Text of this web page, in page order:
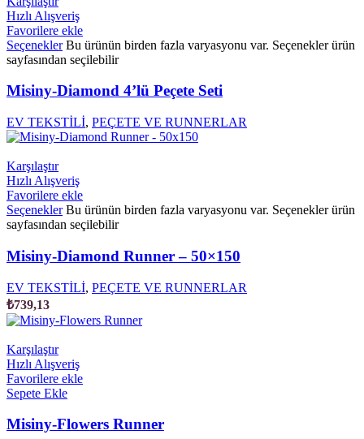
Hızlı Alışveriş
Favorilere ekle
Seçenekler Bu ürünün birden fazla varyasyonu var. Seçenekler ürün
sayfasından seçilebilir
Misiny-Diamond 4’lü Peçete Seti
EV TEKSTİLİ, PEÇETE VE RUNNERLAR
Karşılaştır
Hızlı Alışveriş
Favorilere ekle
Seçenekler Bu ürünün birden fazla varyasyonu var. Seçenekler ürün
sayfasından seçilebilir
Misiny-Diamond Runner – 50×150
EV TEKSTİLİ, PEÇETE VE RUNNERLAR
₺739,13
Karşılaştır
Hızlı Alışveriş
Favorilere ekle
Sepete Ekle
Misiny-Flowers Runner